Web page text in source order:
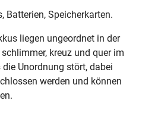
Batterien, Speicherkarten.
liegen ungeordnet in der
kreuz und quer im
Unordnung stört, dabei
werden und können